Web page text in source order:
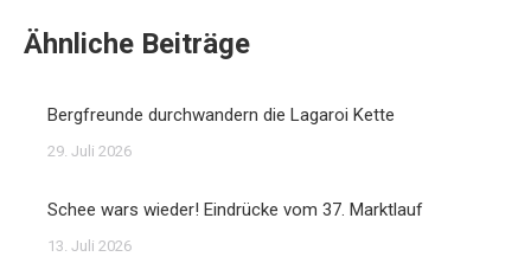
Ähnliche Beiträge
Bergfreunde durchwandern die Lagaroi Kette
29. Juli 2026
Schee wars wieder! Eindrücke vom 37. Marktlauf
13. Juli 2026